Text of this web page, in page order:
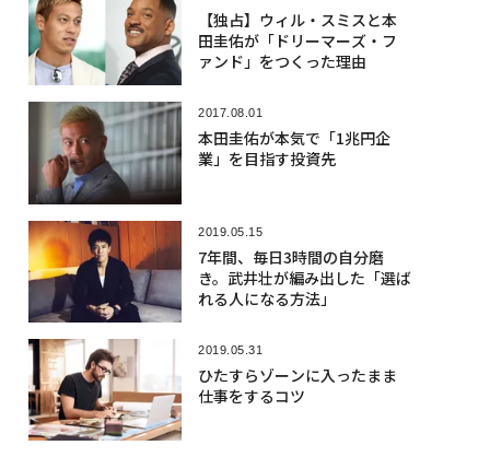
【独占】ウィル・スミスと本
田圭佑が「ドリーマーズ・フ
ァンド」をつくった理由
2017.08.01
本田圭佑が本気で「1兆円企
業」を目指す投資先
2019.05.15
7年間、毎日3時間の自分磨
き。武井壮が編み出した「選ば
れる人になる方法」
2019.05.31
ひたすらゾーンに入ったまま
仕事をするコツ